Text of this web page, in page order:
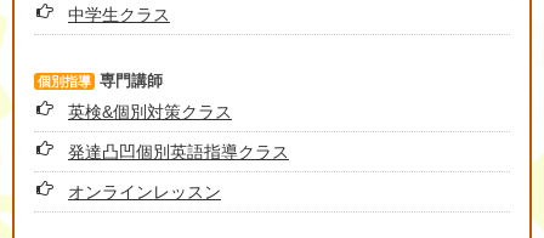
中学生クラス
個別指導 専門講師
英検&個別対策クラス
発達凸凹個別英語指導クラス
オンラインレッスン